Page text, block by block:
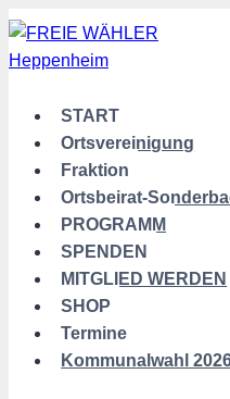
Zum
springen
START
Ortsvereinigung
Fraktion
Ortsbeirat-
PROGRAMM
SPENDEN
MITGLIED WERDEN
SHOP
Termine
Kommunalwahl